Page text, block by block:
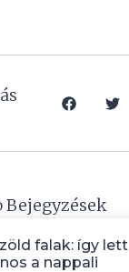
Bejegyzések
falak: így lett
a nappali